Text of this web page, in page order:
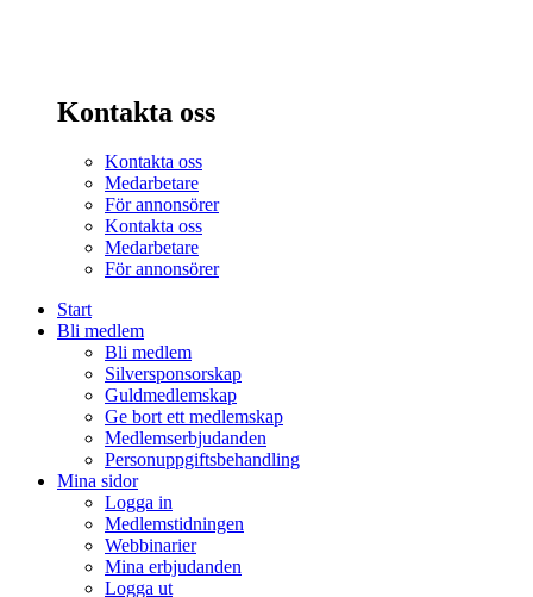
Kontakta oss
Kontakta oss
Medarbetare
För annonsörer
Kontakta oss
Medarbetare
För annonsörer
Start
Bli medlem
Bli medlem
Silversponsorskap
Guldmedlemskap
Ge bort ett medlemskap
Medlemserbjudanden
Personuppgiftsbehandling
Mina sidor
Logga in
Medlemstidningen
Webbinarier
Mina erbjudanden
Logga ut